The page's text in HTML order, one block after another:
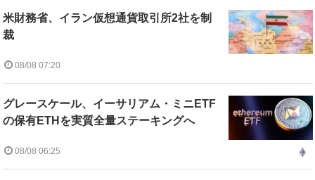
米財務省、イラン仮想通貨取引所2社を制
裁
08/08 07:20
グレースケール、イーサリアム・ミニETF
の保有ETHを実質全量ステーキングへ
08/08 06:25